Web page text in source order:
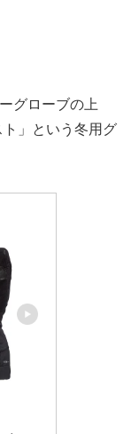
グローブの上
」という冬用グ